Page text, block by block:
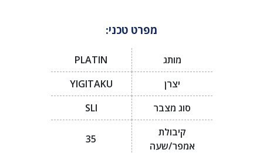
מפרט טכני:
מותג
PLATIN
יצרן
YIGITAKU
סוג מצבר
SLI
קיבולת
אמפר/שעה
35